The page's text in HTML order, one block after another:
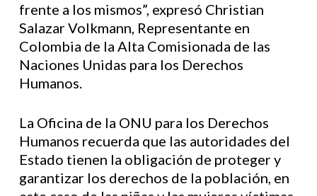
frente a los mismos”, expresó Christian
Salazar Volkmann, Representante en
Colombia de la Alta Comisionada de las
Naciones Unidas para los Derechos
Humanos.
La Oficina de la ONU para los Derechos
Humanos recuerda que las autoridades del
Estado tienen la obligación de proteger y
garantizar los derechos de la población, en